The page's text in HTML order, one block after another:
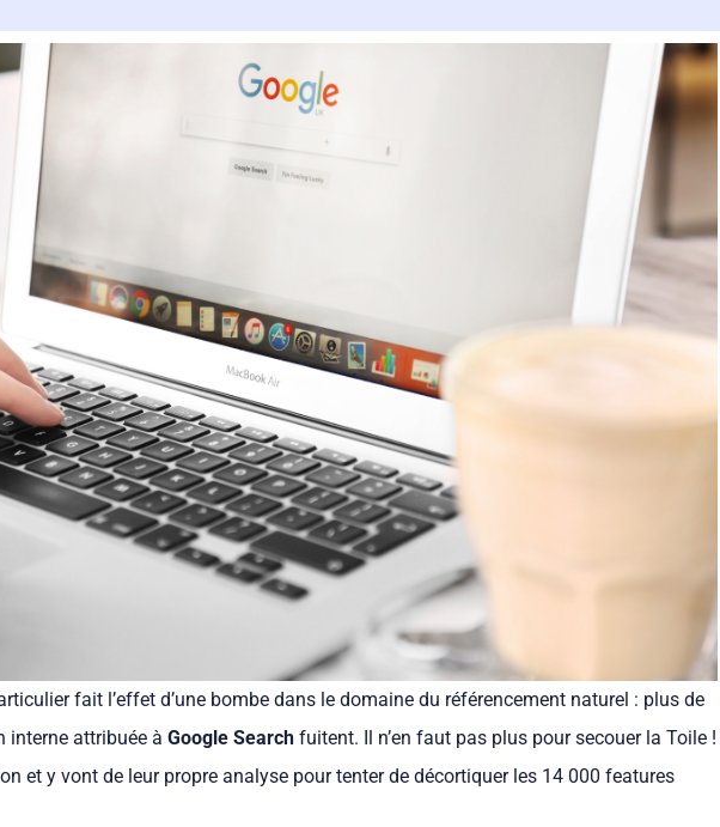
fait l’effet d’une bombe dans le domaine du référencement naturel : plus de
interne attribuée à Google Search fuitent. Il n’en faut pas plus pour secouer la Toile !
et y vont de leur propre analyse pour tenter de décortiquer les 14 000 features